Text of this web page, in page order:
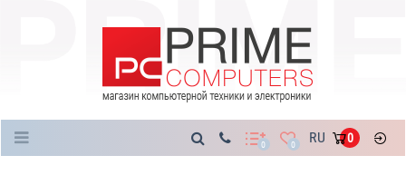
0 0 RU 0